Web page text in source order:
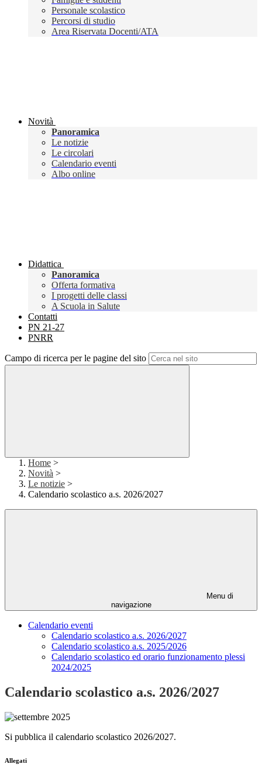
Personale scolastico
Percorsi di studio
Area Riservata Docenti/ATA
Novità
Panoramica
Le notizie
Le circolari
Calendario eventi
Albo online
Didattica
Panoramica
Offerta formativa
I progetti delle classi
A Scuola in Salute
Contatti
PN 21-27
PNRR
Campo di ricerca per le pagine del sito
Home >
Novità >
Le notizie >
Calendario scolastico a.s. 2026/2027
Menu di
navigazione
Calendario eventi
Calendario scolastico a.s. 2026/2027
Calendario scolastico a.s. 2025/2026
Calendario scolastico ed orario funzionamento plessi
2024/2025
Calendario scolastico a.s. 2026/2027
Si pubblica il calendario scolastico 2026/2027.
Allegati